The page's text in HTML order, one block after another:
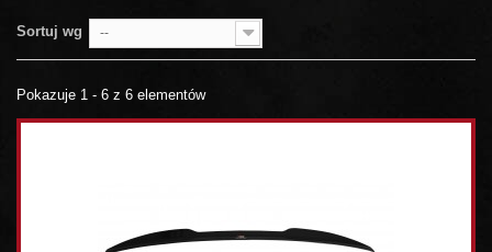
Sortuj wg --
Pokazuje 1 - 6 z 6 elementów